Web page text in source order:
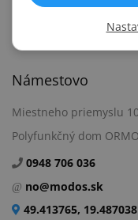
Námestovo
Miestneho priemyslu
Polyfunkčný dom ORMO
0948 706 036
no@modos.sk
49.413765, 19.487038